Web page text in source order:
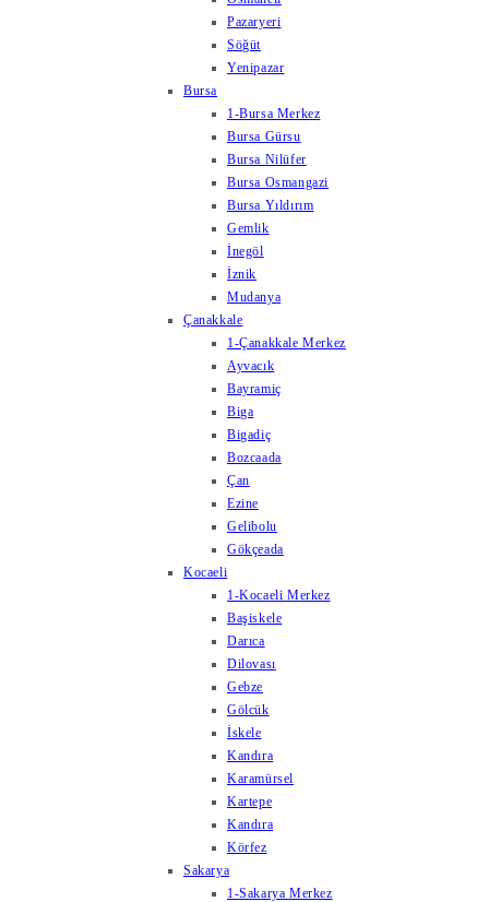
Pazaryeri
Söğüt
Yenipazar
Bursa
1-Bursa Merkez
Bursa Gürsu
Bursa Nilüfer
Bursa Osmangazi
Bursa Yıldırım
Gemlik
İnegöl
İznik
Mudanya
Çanakkale
1-Çanakkale Merkez
Ayvacık
Bayramiç
Biga
Bigadiç
Bozcaada
Çan
Ezine
Gelibolu
Gökçeada
Kocaeli
1-Kocaeli Merkez
Başiskele
Darıca
Dilovası
Gebze
Gölcük
İskele
Kandıra
Karamürsel
Kartepe
Kandıra
Körfez
Sakarya
1-Sakarya Merkez